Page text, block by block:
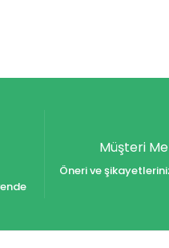
Müşteri
Öneri ve